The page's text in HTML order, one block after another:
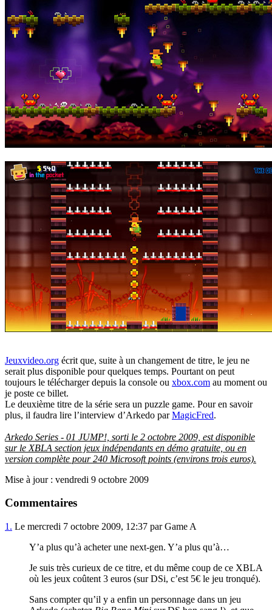
Jeuxvideo.org écrit que, suite à un changement de titre, le jeu ne
serait plus disponible pour quelques temps. Pourtant on peut
toujours le télécharger depuis la console ou xbox.com au moment ou
je poste ce billet.
Le deuxième titre de la série sera un puzzle game. Pour en savoir
plus, il faudra lire l’interview d’Arkedo parMagicFred.
Arkedo Series - 01 JUMP!, sorti le 2 octobre 2009, est disponible
sur le XBLA section jeux indépendants en démo gratuite, ou en
version complète pour 240 Microsoft points (environs trois euros).
Mise à jour : vendredi 9 octobre 2009
Commentaires
1. Le mercredi 7 octobre 2009, 12:37 par Game A
Y’a plus qu’à acheter une next-gen. Y’a plus qu’à…
Je suis très curieux de ce titre, et du même coup de ce XBLA
où les jeux coûtent 3 euros (sur DSi, c’est 5€ le jeu tronqué).
Sans compter qu’il y a enfin un personnage dans un jeu